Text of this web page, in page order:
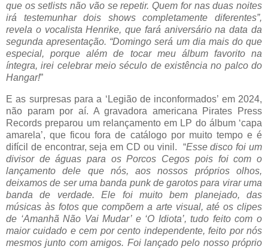
que os setlists não vão se repetir. Quem for nas duas noites
irá testemunhar dois shows completamente diferentes”,
revela o vocalista Henrike, que fará aniversário na data da
segunda apresentação. “Domingo será um dia mais do que
especial, porque além de tocar meu álbum favorito na
íntegra, irei celebrar meio século de existência no palco do
Hangar!”
E as surpresas para a ‘Legião de inconformados’ em 2024,
não param por aí. A gravadora americana Pirates Press
Records preparou um relançamento em LP do álbum ‘capa
amarela’, que ficou fora de catálogo por muito tempo e é
difícil de encontrar, seja em CD ou vinil. “Esse disco foi um
divisor de águas para os Porcos Cegos pois foi com o
lançamento dele que nós, aos nossos próprios olhos,
deixamos de ser uma banda punk de garotos para virar uma
banda de verdade. Ele foi muito bem planejado, das
músicas às fotos que compõem a arte visual, até os clipes
de ‘Amanhã Não Vai Mudar’ e ‘O Idiota’, tudo feito com o
maior cuidado e cem por cento independente, feito por nós
mesmos junto com amigos. Foi lançado pelo nosso próprio